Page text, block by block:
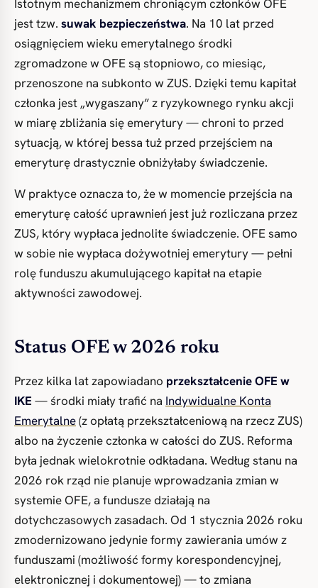
Istotnym mechanizmem chroniącym członków OFE
jest tzw. suwak bezpieczeństwa. Na 10 lat przed
osiągnięciem wieku emerytalnego środki
zgromadzone w OFE są stopniowo, co miesiąc,
przenoszone na subkonto w ZUS. Dzięki temu kapitał
członka jest „wygaszany” z ryzykownego rynku akcji
w miarę zbliżania się emerytury — chroni to przed
sytuacją, w której bessa tuż przed przejściem na
emeryturę drastycznie obniżyłaby świadczenie.
W praktyce oznacza to, że w momencie przejścia na
emeryturę całość uprawnień jest już rozliczana przez
ZUS, który wypłaca jednolite świadczenie. OFE samo
w sobie nie wypłaca dożywotniej emerytury — pełni
rolę funduszu akumulującego kapitał na etapie
aktywności zawodowej.
Status OFE w 2026 roku
Przez kilka lat zapowiadano przekształcenie OFE w
IKE — środki miały trafić na Indywidualne Konta
Emerytalne(z opłatą przekształceniową na rzecz ZUS)
albo na życzenie członka w całości do ZUS. Reforma
była jednak wielokrotnie odkładana. Według stanu na
2026 rok rząd nie planuje wprowadzania zmian w
systemie OFE, a fundusze działają na
dotychczasowych zasadach. Od 1 stycznia 2026 roku
zmodernizowano jedynie formy zawierania umów z
funduszami (możliwość formy korespondencyjnej,
elektronicznej i dokumentowej) — to zmiana